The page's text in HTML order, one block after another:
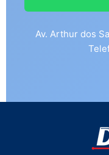
Av. Arthur dos